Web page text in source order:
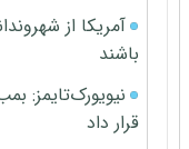
آمریکا از
باشند
قرار داد